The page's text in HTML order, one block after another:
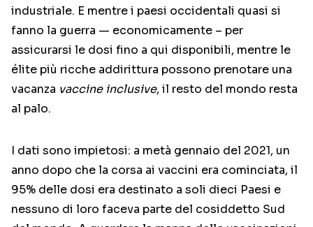
industriale. E mentre i paesi occidentali quasi si
fanno la guerra — economicamente – per
assicurarsi le dosi fino a qui disponibili, mentre le
élite più ricche addirittura possono prenotare una
vacanza vaccine inclusive, il resto del mondo resta
al palo.
I dati sono impietosi: a metà gennaio del 2021, un
anno dopo che la corsa ai vaccini era cominciata, il
95% delle dosi era destinato a soli dieci Paesi e
nessuno di loro faceva parte del cosiddetto Sud